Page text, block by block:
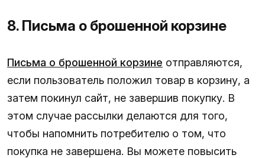
8. Письма о брошенной корзине
Письма о брошенной корзине отправляются,
если пользователь положил товар в корзину, а
затем покинул сайт, не завершив покупку. В
этом случае рассылки делаются для того,
чтобы напомнить потребителю о том, что
покупка не завершена. Вы можете повысить